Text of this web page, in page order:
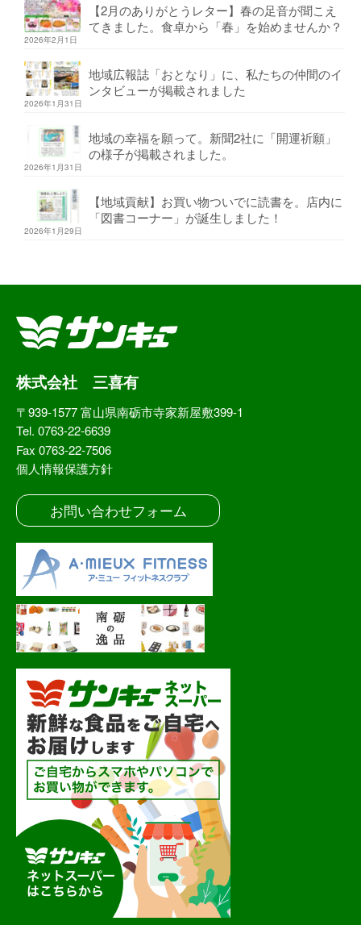
【2月のありがとうレター】春の足音が聞こえ
てきました。食卓から「春」を始めませんか？
2026年2月1日
地域広報誌「おとなり」に、私たちの仲間のイ
ンタビューが掲載されました
2026年1月31日
地域の幸福を願って。新聞2社に「開運祈願」
の様子が掲載されました。
2026年1月31日
【地域貢献】お買い物ついでに読書を。店内に
「図書コーナー」が誕生しました！
2026年1月29日
株式会社 三喜有
〒939-1577 富山県南砺市寺家新屋敷399-1
Tel. 0763-22-6639
Fax 0763-22-7506
個人情報保護方針
お問い合わせフォーム